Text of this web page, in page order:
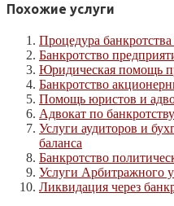
Похожие услуги
Процедура
Банкротство
Юридическая помощь
Банкротство
Помощь юристов и
Адвокат по банкротству
Услуги аудиторов и
баланса
Банкротство
Услуги Арбитражного
Ликвидация через